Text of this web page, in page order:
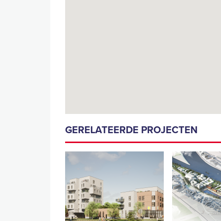
GERELATEERDE PROJECTEN